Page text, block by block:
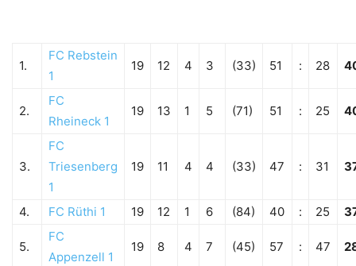
1.
FC Rebstein
1
19 12 4 3 (33) 51 : 28
2.
FC
Rheineck 1
19 13 1 5 (71) 51 : 25
3.
FC
Triesenberg
1
19 11 4 4 (33) 47 : 31
4. FC Rüthi 1 19 12 1 6 (84) 40 : 25
5.
FC
Appenzell 1
19 8 4 7 (45) 57 : 47